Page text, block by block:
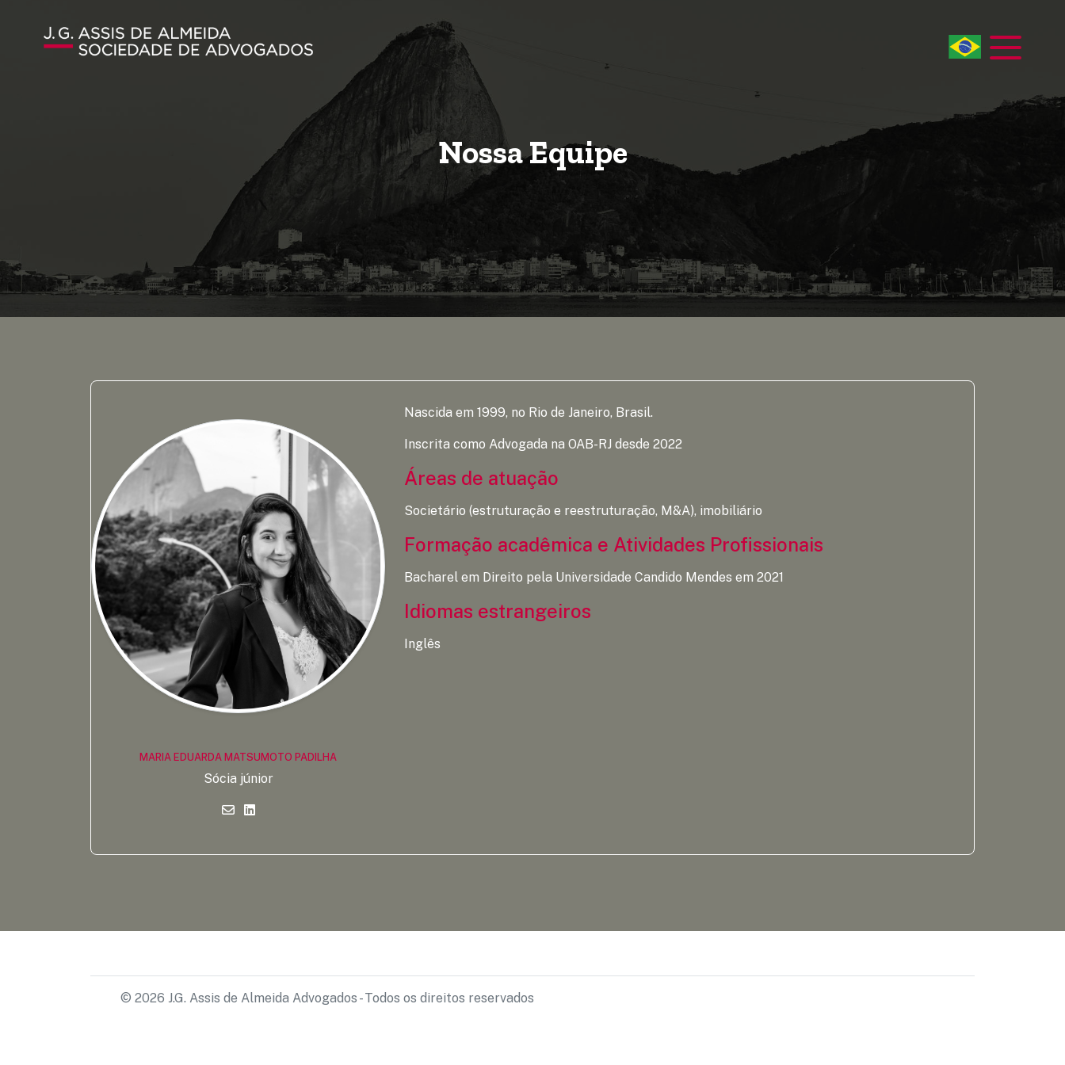
Nossa Equipe
MARIA EDUARDA MATSUMOTO PADILHA
Sócia júnior
Nascida em 1999, no Rio de Janeiro, Brasil.
Inscrita como Advogada na OAB-RJ desde 2022
Áreas de atuação
Societário (estruturação e reestruturação, M&A), imobiliário
Formação acadêmica e Atividades Profissionais
Bacharel em Direito pela Universidade Candido Mendes em 2021
Idiomas estrangeiros
Inglês
© 2026 J.G. Assis de Almeida Advogados - Todos os direitos reservados